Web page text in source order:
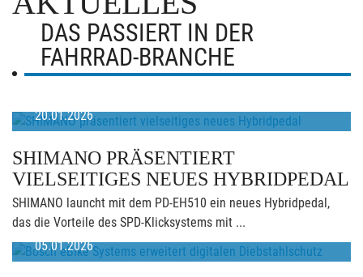
DAS PASSIERT IN DER
FAHRRAD-BRANCHE
20.01.2026
SHIMANO PRÄSENTIERT
VIELSEITIGES NEUES HYBRIDPEDAL
SHIMANO launcht mit dem PD-EH510 ein neues Hybridpedal,
das die Vorteile des SPD-Klicksystems mit ...
05.01.2026